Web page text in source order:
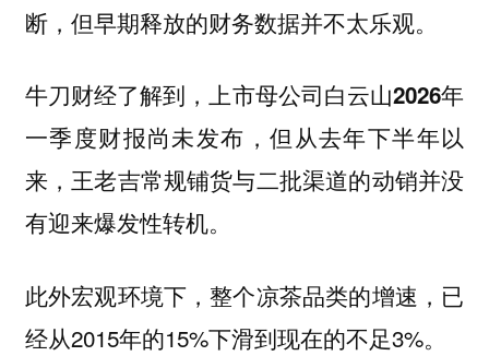
断，但早期释放的财务数据并不太乐观。
牛刀财经了解到，上市母公司白云山2026年
一季度财报尚未发布，但从去年下半年以
来，王老吉常规铺货与二批渠道的动销并没
有迎来爆发性转机。
此外宏观环境下，整个凉茶品类的增速，已
经从2015年的15%下滑到现在的不足3%。